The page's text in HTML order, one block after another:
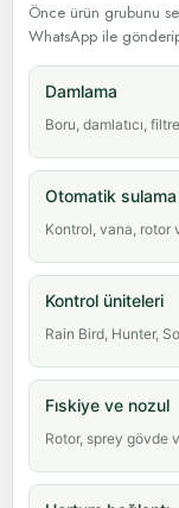
Önce ürün grubunu
WhatsApp ile
Damlama
Boru, damlatıcı,
Otomatik sulama
Kontrol, vana, rotor
Kontrol üniteleri
Rain Bird, Hunter,
Fıskiye ve nozul
Rotor, sprey gövde